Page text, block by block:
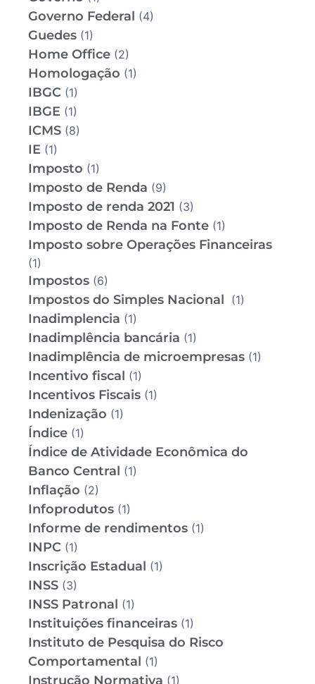
Governo Federal (4)
Guedes (1)
Home Office (2)
Homologação (1)
IBGC (1)
IBGE (1)
ICMS (8)
IE (1)
Imposto (1)
Imposto de Renda (9)
Imposto de renda 2021 (3)
Imposto de Renda na Fonte (1)
Imposto sobre Operações Financeiras
(1)
Impostos (6)
Impostos do Simples Nacional (1)
Inadimplencia (1)
Inadimplência bancária (1)
Inadimplência de microempresas (1)
Incentivo fiscal (1)
Incentivos Fiscais (1)
Indenização (1)
Índice (1)
Índice de Atividade Econômica do
Banco Central (1)
Inflação (2)
Infoprodutos (1)
Informe de rendimentos (1)
INPC (1)
Inscrição Estadual (1)
INSS (3)
INSS Patronal (1)
Instituições financeiras (1)
Instituto de Pesquisa do Risco
Comportamental (1)
Instrução Normativa (1)